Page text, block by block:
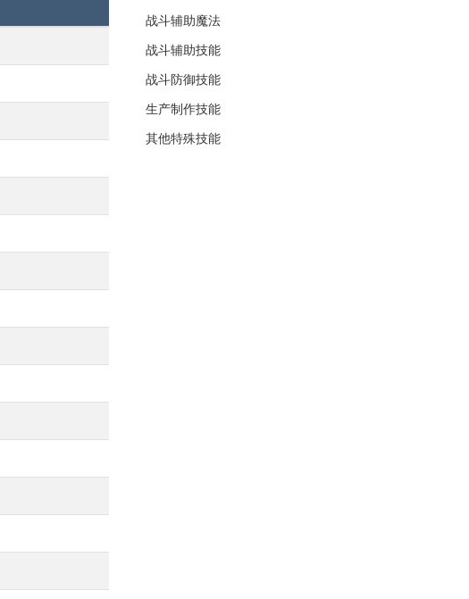
战斗辅助魔法
战斗辅助技能
战斗防御技能
生产制作技能
其他特殊技能